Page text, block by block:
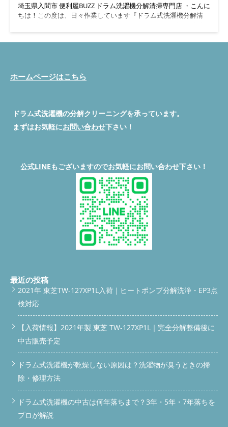
埼玉県入間市 便利屋BUZZ ドラム洗濯機分解清掃専門店 ・こんに
ちは！この度は、日々作業しています『ドラム式洗濯機分解清
分解機種 ③ 本日の分解作業報告 ④ 本日の分解作業費用 ⑤ 洗濯
https://youtube.com/shorts/RpFiO6lsABc?feature=shared ②本
日の作業機種 メーカーPanasonic品番NA-VX900AL年式2021年式
『Panasonic NA-VX900AL』で乾燥不良で困ってると、旦那さん
よりご相談を受けて8日後に訪問いたしました。 ドラム槽清掃前
汚れ度 ★★★★★ (洗剤カス) 見ての通り、ドラム槽の内側には
ドラム槽清掃前 ドラム槽清掃後 驚くほど『ピカピカ』キレイに
なりました！洗剤カスや汚れはほとんどなくなり、清潔感が漂っ
ています。これで安心して洗濯できますね。 ドラム槽清掃後 ド
ドラム式洗濯機のドラム槽清掃は、定期的に行
うことが大切です。目に見えないところに汚れがたまっている可
能性があるので、定期的にメンテナンスを行うことで、洗濯物の
質や洗濯機の寿命を延ばすことができます。 脱水カバー清掃前
脱水受けカバーを取り外してみました。内部の
汚れ状態になります。埃や髪の毛、そしてカビのようなものまで
けカバーは、見違えるほどきれいになりました！汚れがなくな
り、ピカピカの状態です。これで安心して洗濯ができます。 脱
水カバー まとめ
ドラム式洗濯機の脱水受けカバーの清掃は、
非常に重要です。定期的に清掃することで、洗濯機の性能を保
ち、洗濯物も清潔に保つことができます。皆さんもぜひ、定期的
な清掃を心がけてくださいね！ ④ 本日の作業費用
分解清掃作
◇◆◇◆◇◆◇◆◇◆◇◆◇◆◇◆◇◆◇◆◇ 公式LINEより問
い合わせする ◇◆◇◆◇◆◇◆◇◆◇◆◇◆◇◆◇◆◇◆◇
⑤『洗濯機』寿命を縮めるNG行為 『故障する前に清掃を....』
掃除が必要な理由は？ 1.衛生面の問題 洗濯機内部にカビが発生
すると、洗濯物を洗う場所が不衛生になります。カビは胞子を飛
ばして繁殖するため、洗濯機内部だけでなく、洗濯物にも付着す
る可能性があります。これでは、清潔なはずの洗濯物が逆に不衛
生になってしまいます。 2.洗濯物への悪影響 カビが繁殖した洗
濯機で洗濯すると、洗濯物に黒い斑点ができたり、不快な臭いが
ホームページはこちら
ドラム式洗濯機の分解クリーニングを承っています。
まずはお気軽にお問い合わせ下さい！
公式LINEもございますのでお気軽にお問い合わせ下さい！
最近の投稿
2021年 東芝TW-127XP1L入荷｜ヒートポンプ分解洗浄・EP3点
検対応
【入荷情報】2021年製 東芝 TW-127XP1L｜完全分解整備後に
中古販売予定
ドラム式洗濯機が乾燥しない原因は？洗濯物が臭うときの掃
除・修理方法
ドラム式洗濯機の中古は何年落ちまで？3年・5年・7年落ちを
プロが解説